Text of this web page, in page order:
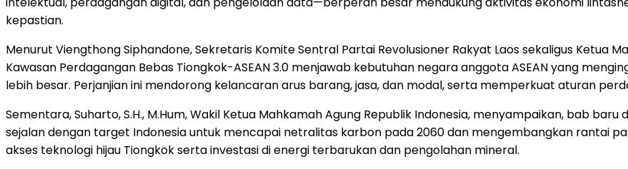
kepastian.
Menurut Viengthong Siphandone, Sekretaris Komite Sentral Partai Revolusioner Rakyat Laos sekaligus Ketua
Kawasan Perdagangan Bebas Tiongkok-ASEAN 3.0 menjawab kebutuhan negara anggota ASEAN yang
lebih besar. Perjanjian ini mendorong kelancaran arus barang, jasa, dan modal, serta memperkuat aturan
Sementara, Suharto, S.H., M.Hum, Wakil Ketua Mahkamah Agung Republik Indonesia, menyampaikan, bab
sejalan dengan target Indonesiauntuk mencapai netralitas karbon pada 2060 dan mengembangkan rantai
akses teknologi hijau Tiongkok serta investasi di energi terbarukan dan pengolahan mineral.